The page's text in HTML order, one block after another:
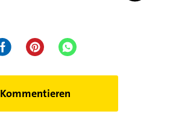
Kommentieren